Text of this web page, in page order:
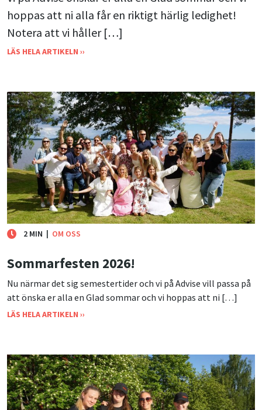
hoppas att ni alla får en riktigt härlig ledighet!
Notera att vi håller […]
LÄS HELA ARTIKELN ››
2 MIN | OM OSS
Sommarfesten 2026!
Nu närmar det sig semestertider och vi på Advise vill passa på
att önska er alla en Glad sommar och vi hoppas att ni […]
LÄS HELA ARTIKELN ››